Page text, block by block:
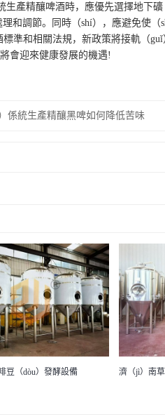
產精釀啤酒時，應優先選擇地下礦
和調節。同時（shí），應避免使（
和相關法規，新政策將接軌（
會迎來健康發展的機遇!
係統生產精釀黑啤如何降低苦味